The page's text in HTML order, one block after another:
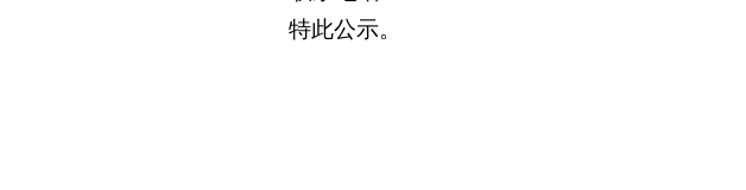
特此公示。